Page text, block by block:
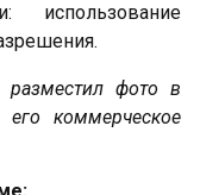
использование
фото в
коммерческое